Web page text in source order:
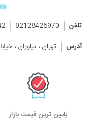
تلفن 02128426970
آدرس
تهران ، نیاوران ،
پایین ترین قیمت بازار